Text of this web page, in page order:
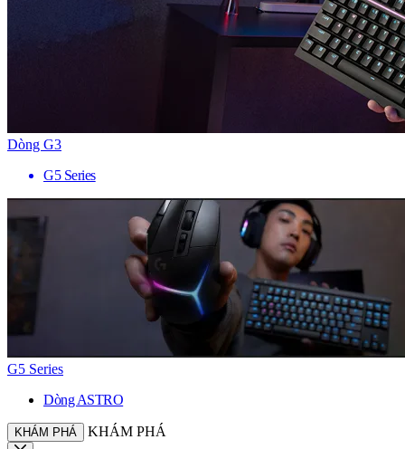
Dòng G3
G5 Series
G5 Series
Dòng ASTRO
KHÁM PHÁ KHÁM PHÁ